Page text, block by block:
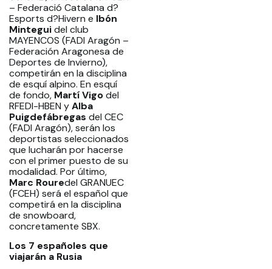
– Federació Catalana d?
Esports d?Hivern e Ibón
Minteguidel club
MAYENCOS (FADI Aragón –
Federación Aragonesa de
Deportes de Invierno),
competirán en la disciplina
de esquí alpino. En esquí
de fondo, Martí Vigodel
RFEDI-HBEN yAlba
Puigdefábregas del CEC
(FADI Aragón), serán los
deportistas seleccionados
que lucharán por hacerse
con el primer puesto de su
modalidad. Por último,
Marc Rouredel GRANUEC
(FCEH) será el español que
competirá en la disciplina
de snowboard,
concretamente SBX.
Los 7 españoles que
viajarán a Rusia